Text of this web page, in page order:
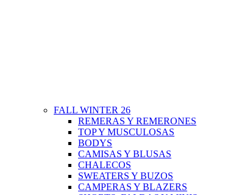
FALL WINTER 26
REMERAS Y REMERONES
TOP Y MUSCULOSAS
BODYS
CAMISAS Y BLUSAS
CHALECOS
SWEATERS Y BUZOS
CAMPERAS Y BLAZERS